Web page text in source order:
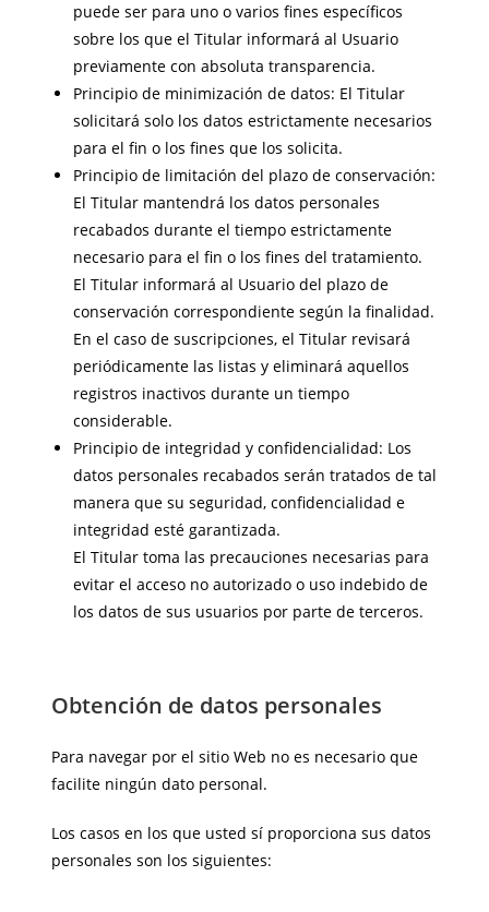
puede ser para uno o varios fines específicos
sobre los que el Titular informará al Usuario
previamente con absoluta transparencia.
Principio de minimización de datos: El Titular
solicitará solo los datos estrictamente necesarios
para el fin o los fines que los solicita.
Principio de limitación del plazo de conservación:
El Titular mantendrá los datos personales
recabados durante el tiempo estrictamente
necesario para el fin o los fines del tratamiento.
El Titular informará al Usuario del plazo de
conservación correspondiente según la finalidad.
En el caso de suscripciones, el Titular revisará
periódicamente las listas y eliminará aquellos
registros inactivos durante un tiempo
considerable.
Principio de integridad y confidencialidad: Los
datos personales recabados serán tratados de tal
manera que su seguridad, confidencialidad e
integridad esté garantizada.
El Titular toma las precauciones necesarias para
evitar el acceso no autorizado o uso indebido de
los datos de sus usuarios por parte de terceros.
Obtención de datos personales
Para navegar por el sitio Web no es necesario que
facilite ningún dato personal.
Los casos en los que usted sí proporciona sus datos
personales son los siguientes: